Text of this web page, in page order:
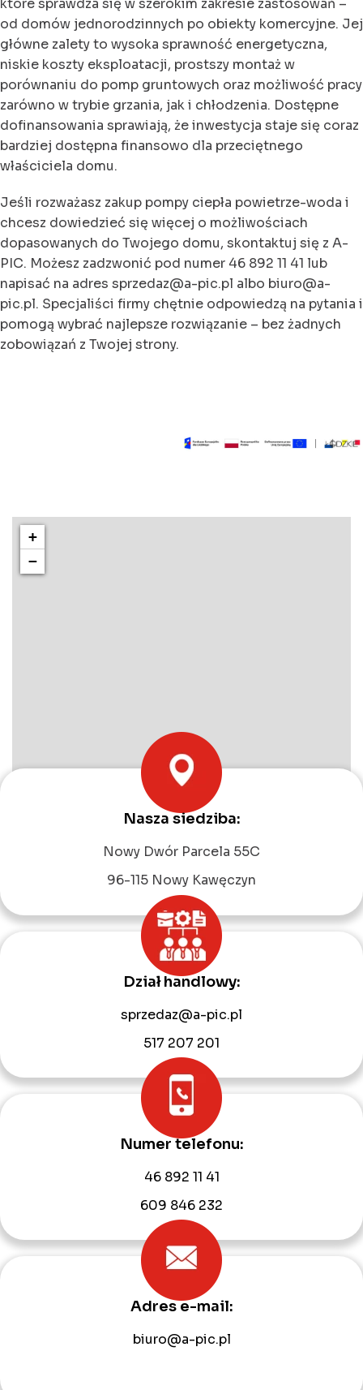
które sprawdza się w szerokim zakresie zastosowań –
od domów jednorodzinnych po obiekty komercyjne. Jej
główne zalety to wysoka sprawność energetyczna,
niskie koszty eksploatacji, prostszy montaż w
porównaniu do pomp gruntowych oraz możliwość pracy
zarówno w trybie grzania, jak i chłodzenia. Dostępne
dofinansowania sprawiają, że inwestycja staje się coraz
bardziej dostępna finansowo dla przeciętnego
właściciela domu.
Jeśli rozważasz zakup pompy ciepła powietrze-woda i
chcesz dowiedzieć się więcej o możliwościach
dopasowanych do Twojego domu, skontaktuj się z A-
PIC. Możesz zadzwonić pod numer 46 892 11 41 lub
napisać na adres sprzedaz@a-pic.pl albo biuro@a-
pic.pl. Specjaliści firmy chętnie odpowiedzą na pytania i
pomogą wybrać najlepsze rozwiązanie – bez żadnych
zobowiązań z Twojej strony.
+
−
Nasza siedziba:
Nowy Dwór Parcela 55C
96-115 Nowy Kawęczyn
Dział handlowy:
sprzedaz@a-pic.pl
517 207 201
Numer telefonu:
46 892 11 41
609 846 232
Adres e-mail:
biuro@a-pic.pl